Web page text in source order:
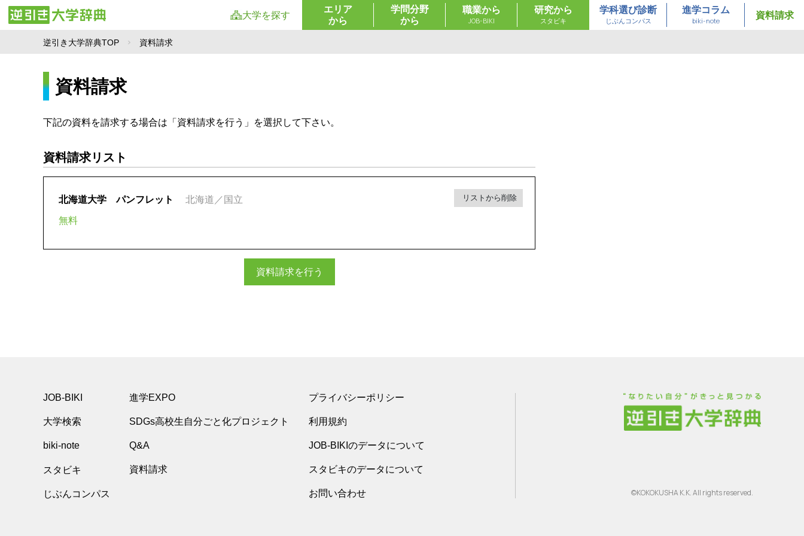
大学を探す
エリア
から
学問分野
から
職業から
JOB-BIKI
研究から
スタビキ
学科選び診断
じぶんコンパス
進学コラム
biki-note
資料請求
逆引き大学辞典TOP 資料請求
資料請求
下記の資料を請求する場合は「資料請求を行う」を選択して下さい。
資料請求リスト
北海道大学 パンフレット 北海道／国立
無料
リストから削除
資料請求を行う
JOB-BIKI
大学検索
biki-note
スタビキ
じぶんコンパス
進学EXPO
SDGs高校生自分ごと化プロジェクト
Q&A
資料請求
プライバシーポリシー
利用規約
JOB-BIKIのデータについて
スタビキのデータについて
お問い合わせ ©KOKOKUSHA K.K. All rights reserved.